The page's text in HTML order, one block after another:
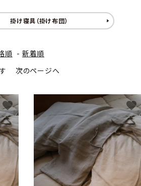
ンテナンスグッズ
掛け寝具（掛け布団）
順 - 新着順
次のページへ
favorite favorite